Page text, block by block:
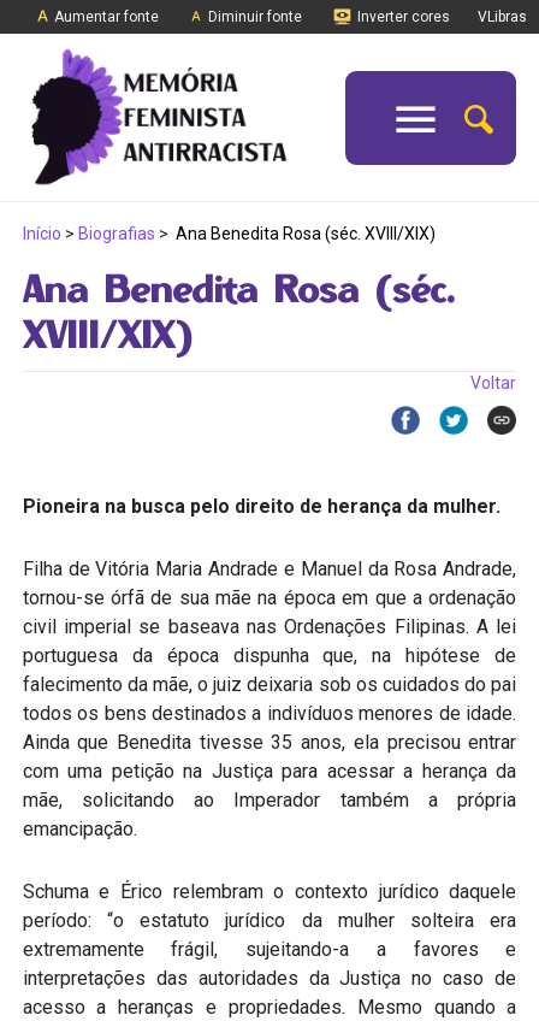
Aumentar fonte Diminuir fonte Inverter cores VLibras
Início > Biografias > Ana Benedita Rosa (séc. XVIII/XIX)
Ana Benedita Rosa (séc.
XVIII/XIX)
Voltar
Pioneira na busca pelo direito de herança da mulher.
Filha de Vitória Maria Andrade e Manuel da Rosa Andrade,
tornou-se órfã de sua mãe na época em que a ordenação
civil imperial se baseava nas Ordenações Filipinas. A lei
portuguesa da época dispunha que, na hipótese de
falecimento da mãe, o juiz deixaria sob os cuidados do pai
todos os bens destinados a indivíduos menores de idade.
Ainda que Benedita tivesse 35 anos, ela precisou entrar
com uma petição na Justiça para acessar a herança da
mãe, solicitando ao Imperador também a própria
emancipação.
Schuma e Érico relembram o contexto jurídico daquele
período: “o estatuto jurídico da mulher solteira era
extremamente frágil, sujeitando-a a favores e
interpretações das autoridades da Justiça no caso de
acesso a heranças e propriedades. Mesmo quando a